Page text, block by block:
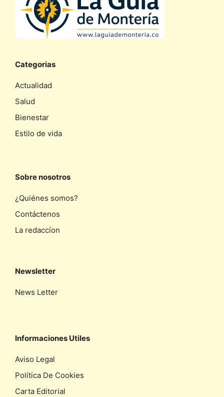
Categorias
Actualidad
Salud
Bienestar
Estilo de vida
Sobre nosotros
¿Quiénes somos?
Contáctenos
La redaccíon
Newsletter
News Letter
Informaciones Utiles
Aviso Legal
Política De Cookies
Carta Editorial